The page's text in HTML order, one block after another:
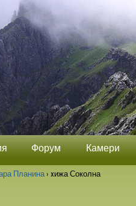
Форум Камери
Планина ›xижа Соколна